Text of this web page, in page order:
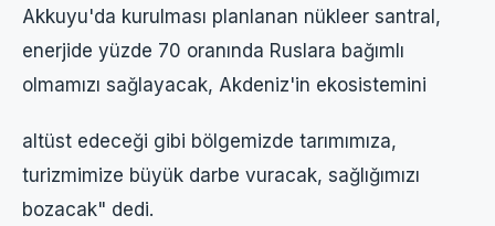
Akkuyu'da kurulması planlanan nükleer santral,
enerjide yüzde 70 oranında Ruslara bağımlı
olmamızı sağlayacak, Akdeniz'in ekosistemini
altüst edeceği gibi bölgemizde tarımımıza,
turizmimize büyük darbe vuracak, sağlığımızı
bozacak" dedi.